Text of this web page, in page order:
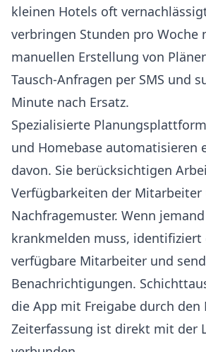
kleinen Hotels oft
verbringen Stunden pro Woche
manuellen Erstellung von
Tausch-Anfragen per SMS und
Minute nach Ersatz.
Spezialisierte
und Homebase automatisieren
davon. Sie berücksichtigen
Verfügbarkeiten der Mitarbeiter
Nachfragemuster. Wenn
krankmelden muss, identifiziert
verfügbare Mitarbeiter und
Benachrichtigungen.
die App mit Freigabe durch den
Zeiterfassung ist direkt mit der